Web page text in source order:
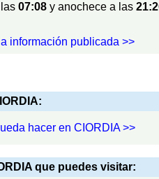
07:08 y anochece a las
información publicada >>
hacer en CIORDIA >>
que puedes visitar: